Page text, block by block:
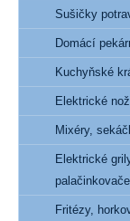
Sušičky
Domácí
Kuchyňské
Elektrické
Mixéry,
Elektrické
palačinkovače
Fritézy,